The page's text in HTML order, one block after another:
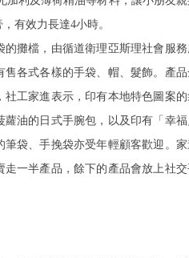
有效力長達4小時。
攤檔，由循道衛理亞斯理社會服
各式各樣的手袋、帽、髮飾。產
工家進表示，印有本地特色圖案
油的日式手腕包，以及印有「幸
袋、手挽袋亦受年輕顧客歡迎。
走一半產品，餘下的產品會放上社